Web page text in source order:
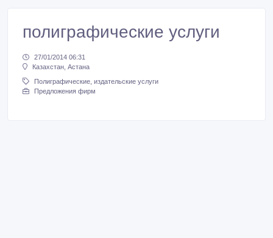
полиграфические услуги
27/01/2014 06:31
Казахстан, Астана
Полиграфические, издательские услуги
Предложения фирм